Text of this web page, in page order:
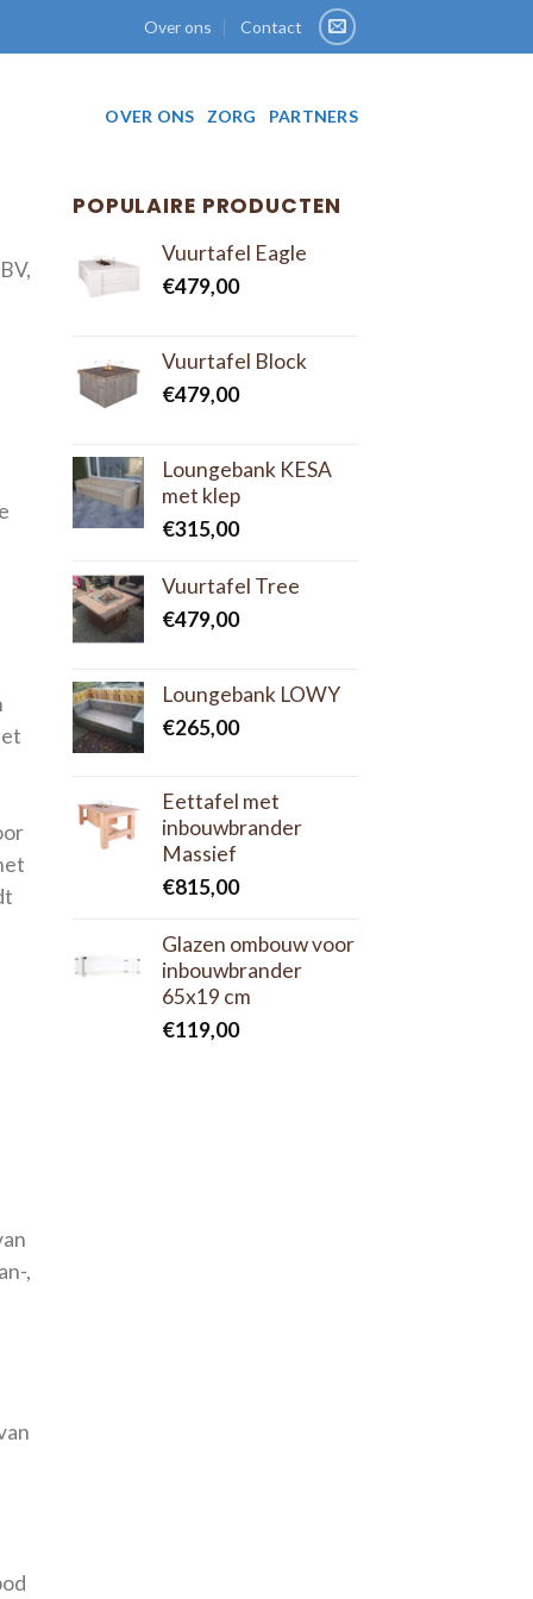
Over ons Contact
OVER ONS ZORG PARTNERS
,
POPULAIRE PRODUCTEN
Vuurtafel Eagle
€479,00
Vuurtafel Block
€479,00
Loungebank KESA
met klep
€315,00
Vuurtafel Tree
€479,00
Loungebank LOWY
€265,00
Eettafel met
inbouwbrander
Massief
€815,00
Glazen ombouw voor
inbouwbrander
65x19 cm
€119,00